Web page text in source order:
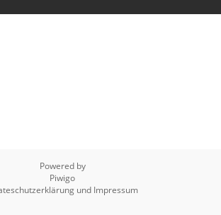
Powered by
Piwigo
und Impressum